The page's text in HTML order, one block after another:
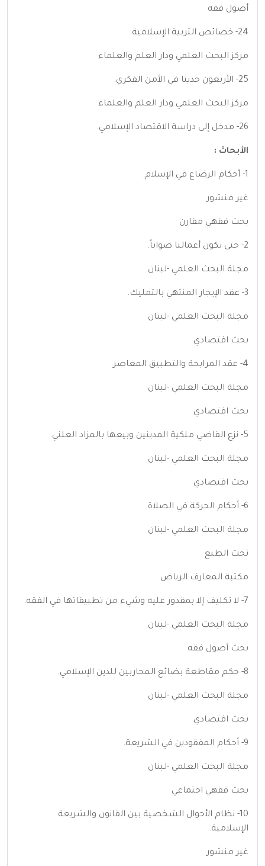
أصول فقه
24- خصائص التربية الإسلامية.
مركز البحث العلمي ودار العلم والعلماء
25- الأربعون حديثا في الأمن الفكري.
مركز البحث العلمي ودار العلم والعلماء
26- مدخل إلى دراسة الاقتصاد الإسلامي.
الأبحاث :
1- أحكام الرضاع في الإسلام.
غير منشور
بحث فقهي مقارن
2- حتى تكون أعمالنا صواباً.
مجلة البحث العلمي -لبنان
3- عقد الإيجار المنتهي بالتمليك.
مجلة البحث العلمي -لبنان
بحث اقتصادي
4- عقد المرابحة والتطبيق المعاصر.
مجلة البحث العلمي -لبنان
بحث اقتصادي
5- نزع القاضي ملكية المدينين وبيعها بالمزاد العلني.
مجلة البحث العلمي -لبنان
بحث اقتصادي
6- أحكام الحركة في الصلاة.
مجلة البحث العلمي -لبنان
تحت الطبع
مكتبة المعارف الرياض
7- لا تكليف إلا بمقدور عليه وشيء من تطبيقاتها في الفقه.
مجلة البحث العلمي -لبنان
بحث أصول فقه
8- حكم مقاطعة بضائع المحاربين للدين الإسلامي.
مجلة البحث العلمي -لبنان
بحث اقتصادي
9- أحكام المفقودين في الشريعة.
مجلة البحث العلمي -لبنان
بحث فقهي اجتماعي
10- نظام الأحوال الشخصية بين القانون والشريعة
الإسلامية.
غير منشور